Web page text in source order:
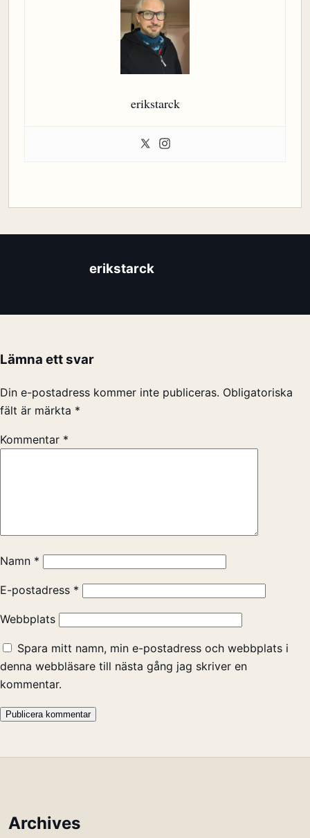
erikstarck
erikstarck
Lämna ett svar
Din e-postadress kommer inte publiceras. Obligatoriska
fält är märkta *
Kommentar *
Namn *
E-postadress *
Webbplats
Spara mitt namn, min e-postadress och webbplats i
denna webbläsare till nästa gång jag skriver en
kommentar.
Archives